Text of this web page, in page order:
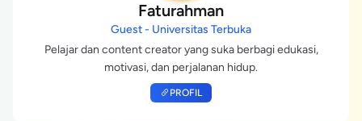
Faturahman
Guest - Universitas Terbuka
Pelajar dan content creator yang suka berbagi edukasi,
motivasi, dan perjalanan hidup.
PROFIL